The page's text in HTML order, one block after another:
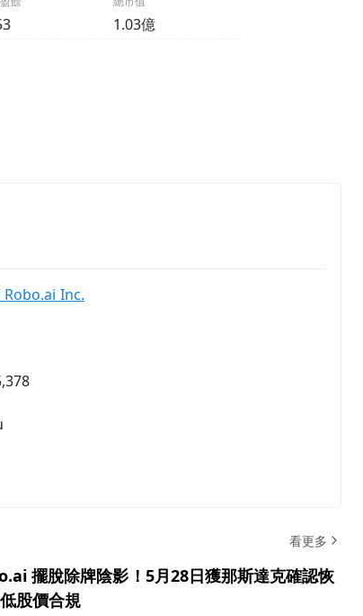
1.03億
Robo.ai Inc.
看更多
擺脫除牌陰影！5月28日獲那斯達克確認恢
股價合規